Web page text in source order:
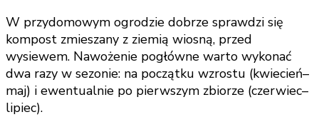
W przydomowym ogrodzie dobrze sprawdzi się
kompost zmieszany z ziemią wiosną, przed
wysiewem. Nawożenie pogłówne warto wykonać
dwa razy w sezonie: na początku wzrostu (kwiecień–
maj) i ewentualnie po pierwszym zbiorze (czerwiec–
lipiec).